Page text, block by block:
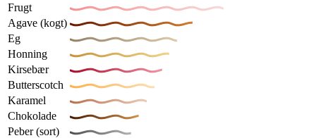
Frugt
Agave (kogt)
Eg
Honning
Kirsebær
Butterscotch
Karamel
Chokolade
Peber (sort)